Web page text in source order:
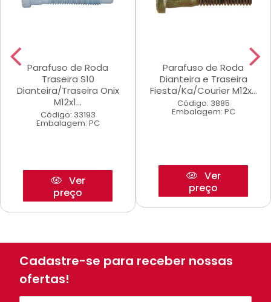
Parafuso de Roda
Traseira S10
Dianteira/Traseira Onix
M12x1...
Código: 33193
Embalagem: PC
Ver
preço
Parafuso de Roda
Dianteira e Traseira
Fiesta/Ka/Courier M12x...
Código: 3885
Embalagem: PC
Ver
preço
Cadastre-se para receber nossas
ofertas!